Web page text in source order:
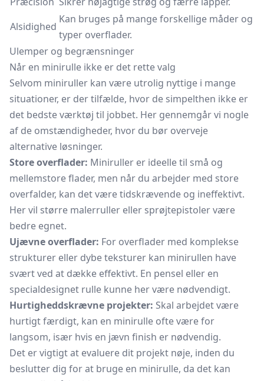
Alsidighed
Kan bruges på mange forskellige måder og
typer overflader.
Ulemper og begrænsninger
Når en minirulle ikke er det rette valg
Selvom miniruller kan være utrolig nyttige i mange
situationer, er der tilfælde, hvor de simpelthen ikke er
det bedste værktøj til jobbet. Her gennemgår vi nogle
af de omstændigheder, hvor du bør overveje
alternative løsninger.
Store overflader: Miniruller er ideelle til små og
mellemstore flader, men når du arbejder med store
overfalder, kan det være tidskrævende og ineffektivt.
Her vil større malerruller eller sprøjtepistoler være
bedre egnet.
Ujævne overflader: For overflader med komplekse
strukturer eller dybe teksturer kan minirullen have
svært ved at dække effektivt. En pensel eller en
specialdesignet rulle kunne her være nødvendigt.
Hurtigheddskrævne projekter: Skal arbejdet være
hurtigt færdigt, kan en minirulle ofte være for
langsom, især hvis en jævn finish er nødvendig.
Det er vigtigt at evaluere dit projekt nøje, inden du
beslutter dig for at bruge en minirulle, da det kan